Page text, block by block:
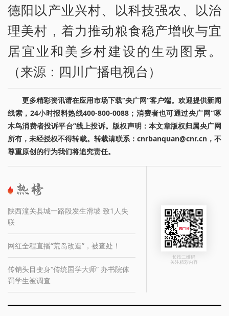
德阳以产业兴村、以科技强农、以治
理美村，着力推动粮食稳产增收与宜
居宜业和美乡村建设的生动图景。
（来源：四川广播电视台）
更多精彩资讯请在应用市场下载“央广网”客户端。欢迎提供新闻
线索，24小时报料热线400-800-0088；消费者也可通过央广网“啄
木鸟消费者投诉平台”线上投诉。版权声明：本文章版权归属央广网
所有，未经授权不得转载。转载请联系：cnrbanquan@cnr.cn，不
尊重原创的行为我们将追究责任。
陕西潼关县城一路段发生滑坡 致1人失
联
网红全程直播“荒岛改造”，被查处！
传销头目变身“传统国学大师” 办书院体
罚学生被调查
长按二维码
关注精彩内容